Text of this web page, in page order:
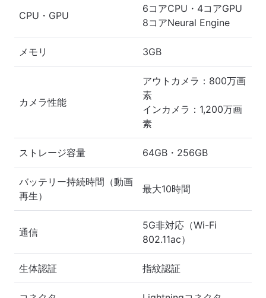
CPU・GPU
6コアCPU・4コアGPU
8コアNeural Engine
メモリ 3GB
カメラ性能
アウトカメラ：800万画
素
インカメラ：1,200万画
素
ストレージ容量 64GB・256GB
バッテリー持続時間（動画
再生）
最大10時間
通信
5G非対応（Wi-Fi
802.11ac）
生体認証 指紋認証